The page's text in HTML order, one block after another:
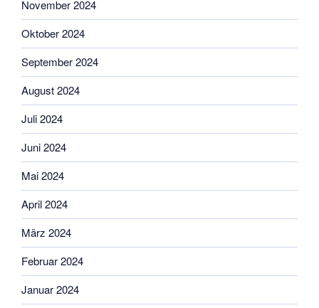
November 2024
Oktober 2024
September 2024
August 2024
Juli 2024
Juni 2024
Mai 2024
April 2024
März 2024
Februar 2024
Januar 2024